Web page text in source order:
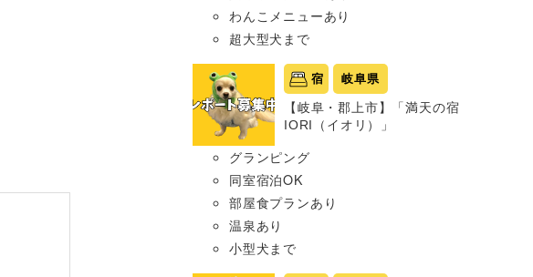
わんこメニューあり
超大型犬まで
宿 岐阜県
【岐阜・郡上市】「満天の宿
IORI（イオリ）」
グランピング
同室宿泊OK
部屋食プランあり
温泉あり
小型犬まで